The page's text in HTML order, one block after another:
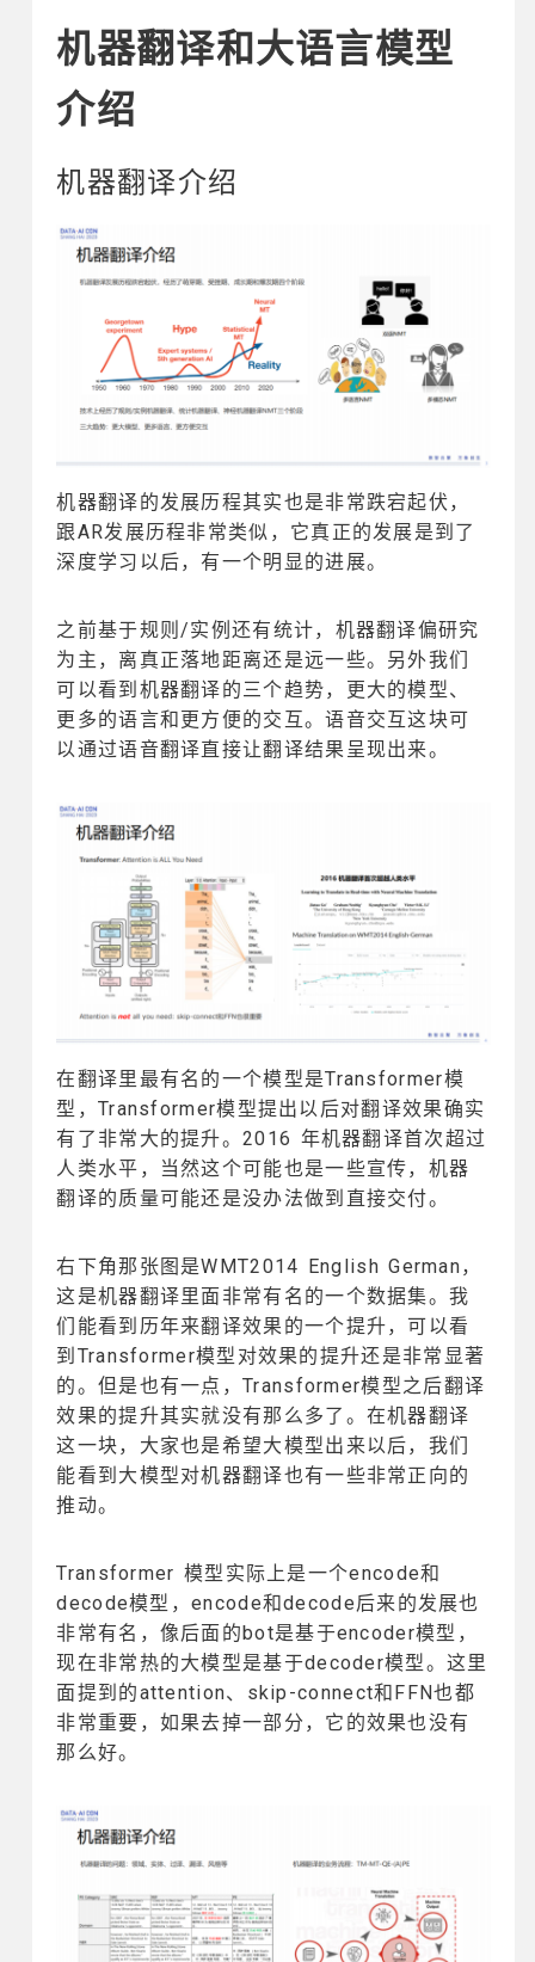
机器翻译和大语言模型
介绍
机器翻译介绍
机器翻译的发展历程其实也是非常跌宕起伏，
跟AR发展历程非常类似，它真正的发展是到了
深度学习以后，有一个明显的进展。
之前基于规则/实例还有统计，机器翻译偏研究
为主，离真正落地距离还是远一些。另外我们
可以看到机器翻译的三个趋势，更大的模型、
更多的语言和更方便的交互。语音交互这块可
以通过语音翻译直接让翻译结果呈现出来。
在翻译里最有名的一个模型是Transformer模
型，Transformer模型提出以后对翻译效果确实
有了非常大的提升。2016 年机器翻译首次超过
人类水平，当然这个可能也是一些宣传，机器
翻译的质量可能还是没办法做到直接交付。
右下角那张图是WMT2014 English German，
这是机器翻译里面非常有名的一个数据集。我
们能看到历年来翻译效果的一个提升，可以看
到Transformer模型对效果的提升还是非常显著
的。但是也有一点，Transformer模型之后翻译
效果的提升其实就没有那么多了。在机器翻译
这一块，大家也是希望大模型出来以后，我们
能看到大模型对机器翻译也有一些非常正向的
推动。
Transformer 模型实际上是一个encode和
decode模型，encode和decode后来的发展也
非常有名，像后面的bot是基于encoder模型，
现在非常热的大模型是基于decoder模型。这里
面提到的attention、skip-connect和FFN也都
非常重要，如果去掉一部分，它的效果也没有
那么好。